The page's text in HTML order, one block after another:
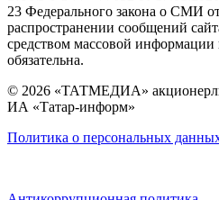
23 Федерального закона о СМИ
распространении сообщений
средством массовой информации
обязательна.
© 2026 «ТАТМЕДИА»
ИА «Татар-информ»
Политика о персональных